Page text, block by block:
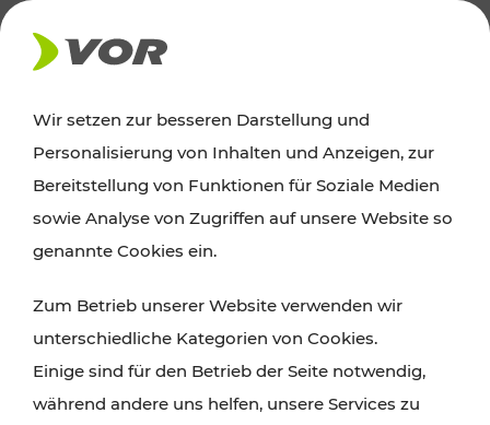
AKTUELLES
Ausflugstipps
Wien, Niederösterreich und das Burgenland
Wanderungen, Kultur und Gastronomie,
Radtouren oder purer Naturgenuss – viele
Attraktionen sind mit den Ticket- und Fahrplan-
Angeboten des VOR gut und schnell erreichbar.
Wir setzen zur besseren Darstellung und
Personalisierung von Inhalten und Anzeigen, zur
Bereitstellung von Funktionen für Soziale Medien
sowie Analyse von Zugriffen auf unsere Website so
genannte Cookies ein.
Zum Betrieb unserer Website verwenden wir
unterschiedliche Kategorien von Cookies.
Einige sind für den Betrieb der Seite notwendig,
während andere uns helfen, unsere Services zu